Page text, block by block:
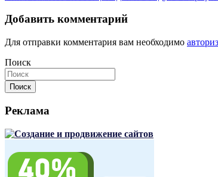
по
записям
Добавить комментарий
Для отправки комментария вам необходимо
Поиск
Поиск
Реклама